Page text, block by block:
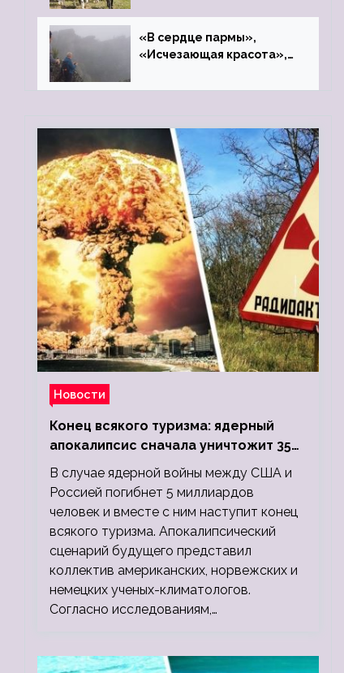
«В сердце пармы»,
«Исчезающая красота»,
Новости
Конец всякого туризма: ядерный
апокалипсис сначала уничтожит 350
миллионов, а потом 5 миллиардов
людей
В случае ядерной войны между США и
Россией погибнет 5 миллиардов
человек и вместе с ним наступит конец
всякого туризма. Апокалипсический
сценарий будущего представил
коллектив американских, норвежских и
немецких ученых-климатологов.
Согласно исследованиям,…